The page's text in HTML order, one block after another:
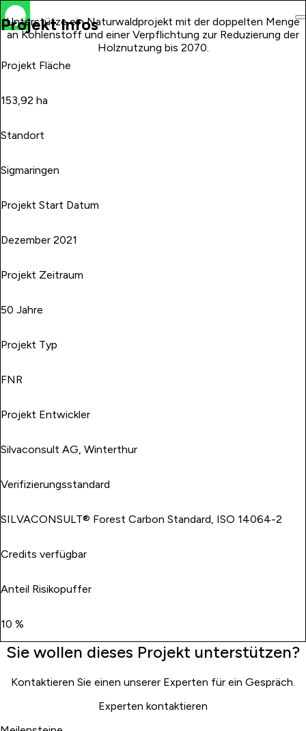
Unterstütze ein Naturwaldprojekt mit der doppelten Menge
an Kohlenstoff und einer Verpflichtung zur Reduzierung der
Holznutzung bis 2070.
Projekt Infos
Projekt Fläche
153,92 ha
Standort
Sigmaringen
Projekt Start Datum
Dezember 2021
Projekt Zeitraum
50 Jahre
Projekt Typ
FNR
Projekt Entwickler
Silvaconsult AG, Winterthur
Verifizierungsstandard
SILVACONSULT® Forest Carbon Standard, ISO 14064-2
Credits verfügbar
Anteil Risikopuffer
10 %
Sie wollen dieses Projekt unterstützen?
Kontaktieren Sie einen unserer Experten für ein Gespräch.
Experten kontaktieren